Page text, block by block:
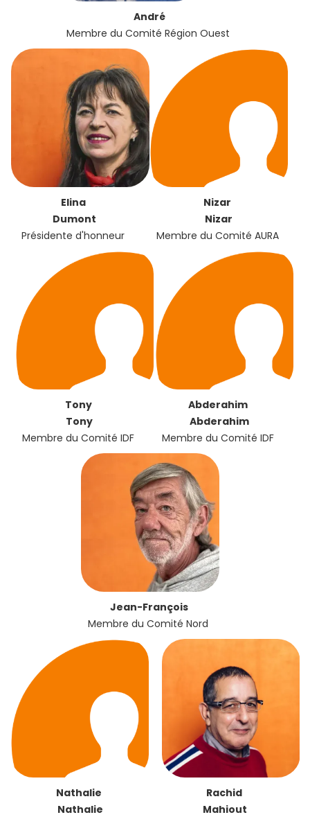
André
Membre du Comité Région Ouest
Elina
Dumont
Présidente d'honneur
Nizar
Nizar
Membre du Comité AURA
Tony
Tony
Membre du Comité IDF
Abderahim
Abderahim
Membre du Comité IDF
Jean-François
Membre du Comité Nord
Nathalie
Nathalie
Rachid
Mahiout